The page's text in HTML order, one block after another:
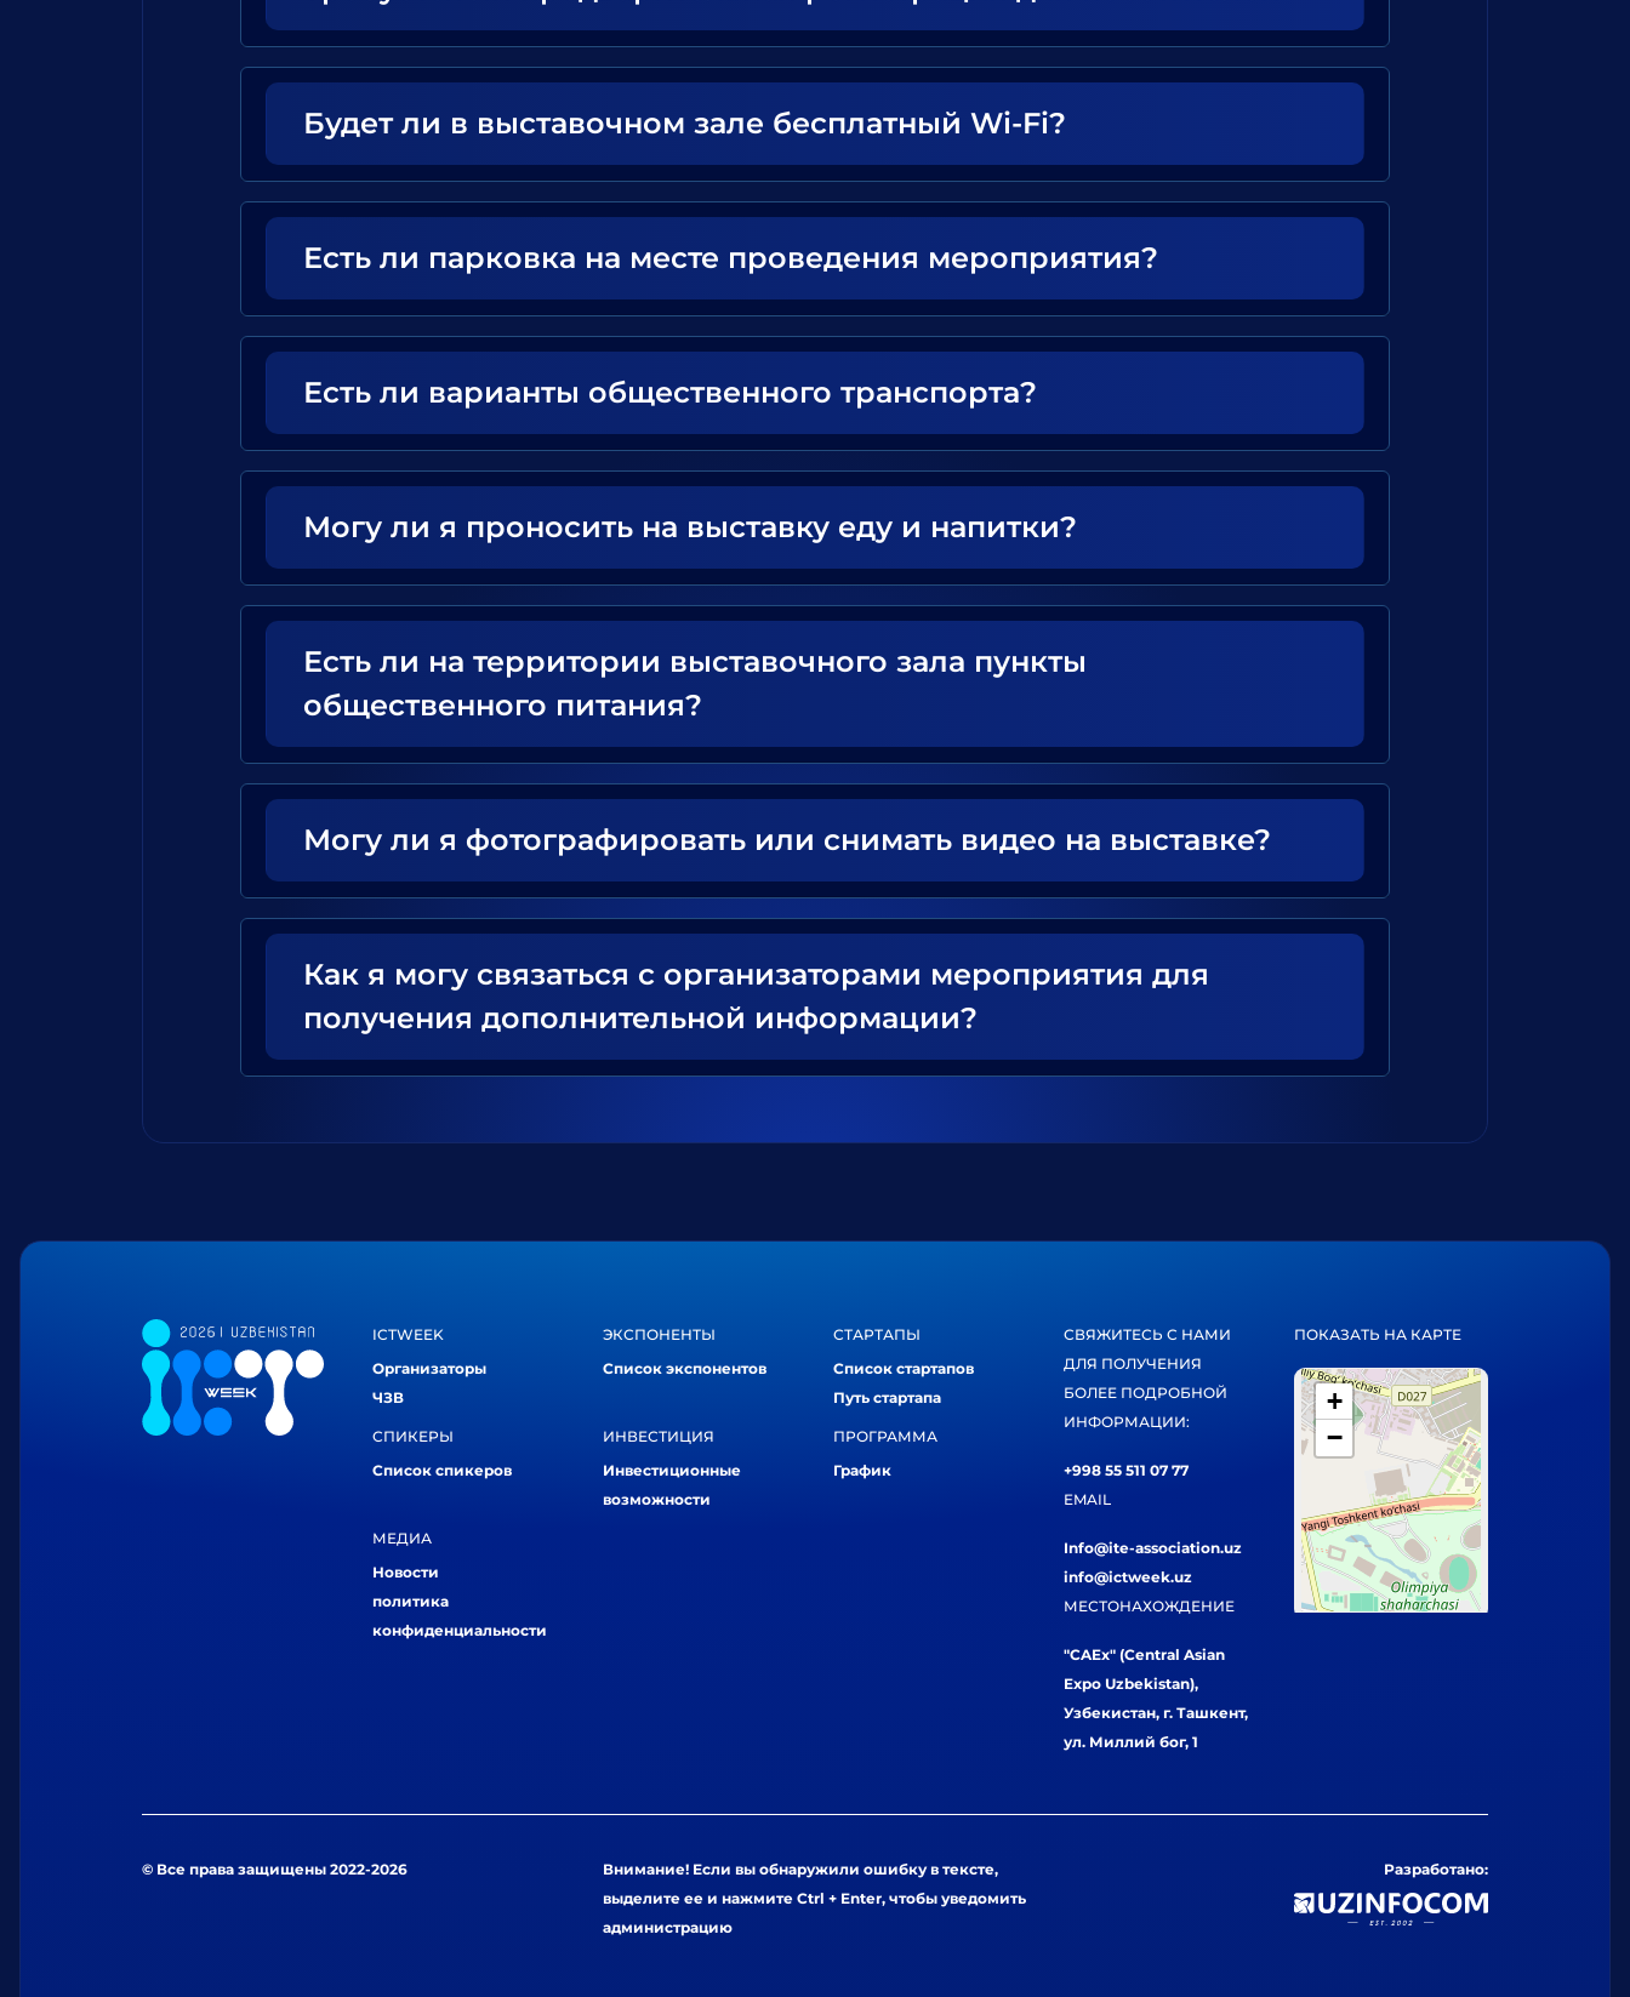
Будет ли в выставочном зале бесплатный Wi-Fi?
Есть ли парковка на месте проведения мероприятия?
Есть ли варианты общественного транспорта?
Могу ли я проносить на выставку еду и напитки?
Есть ли на территории выставочного зала пункты
общественного питания?
Могу ли я фотографировать или снимать видео на выставке?
Как я могу связаться с организаторами мероприятия для
получения дополнительной информации?
ICTWEEK
Организаторы
ЧЗВ
ЭКСПОНЕНТЫ
Список экспонентов
СТАРТАПЫ
Список стартапов
Путь стартапа
СПИКЕРЫ
Список спикеров
ИНВЕСТИЦИЯ
Инвестиционные
возможности
ПРОГРАММА
График
МЕДИА
Новости
политика
конфиденциальности
СВЯЖИТЕСЬ С НАМИ
ДЛЯ ПОЛУЧЕНИЯ
БОЛЕЕ ПОДРОБНОЙ
ИНФОРМАЦИИ:
+998 55 511 07 77
EMAIL
Info@ite-association.uz
info@ictweek.uz
МЕСТОНАХОЖДЕНИЕ
"CAEx" (Central Asian
Expo Uzbekistan),
Узбекистан, г. Ташкент,
ул. Миллий бог, 1
ПОКАЗАТЬ НА КАРТЕ
+
−
© Все права защищены 2022-2026
Внимание! Если вы обнаружили ошибку в тексте,
выделите ее и нажмите Ctrl + Enter, чтобы уведомить
администрацию
Разработано: